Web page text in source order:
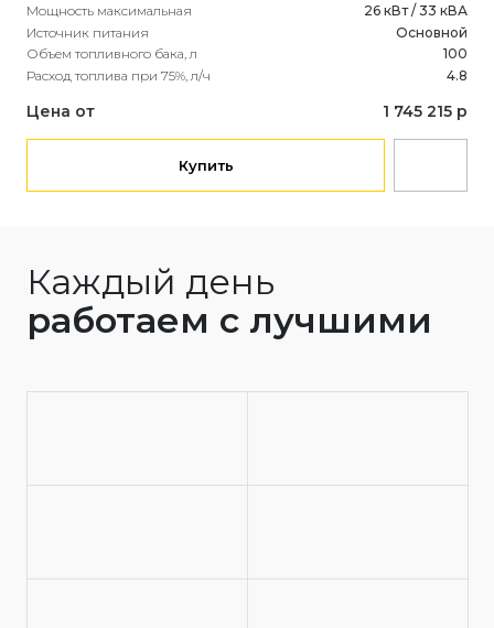
Мощность максимальная
26 кВт / 33 кВА
Источник питания
Основной
Объем топливного бака, л
100
Расход топлива при 75%, л/ч
4.8
Цена от 1 745 215 р
Купить
Каждый день
работаем с лучшими